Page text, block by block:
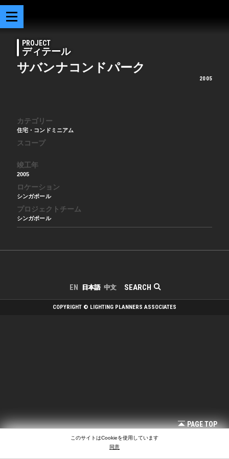
PROJECT
ディテール
サバンナコンドパーク
2005
カテゴリー
住宅・コンドミニアム
スコープ
竣工年
2005
ロケーション
シンガポール
プロジェクトチーム
シンガポール
SEARCH
EN 日本語 中文
PAGE TOP
COPYRIGHT © LIGHTING PLANNERS ASSOCIATES
このサイトはCookieを使用しています
同意